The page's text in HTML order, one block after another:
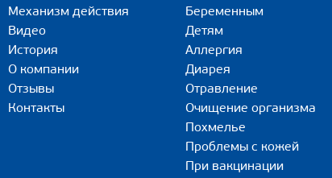
Механизм действия
Видео
История
О компании
Отзывы
Контакты
Беременным
Детям
Аллергия
Диарея
Отравление
Очищение организма
Похмелье
Проблемы с кожей
При вакцинации